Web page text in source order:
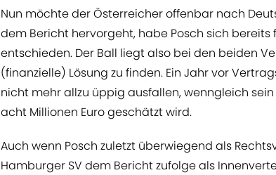
Nun möchte der Österreicher offenbar nach
dem Bericht hervorgeht, habe Posch sich bereits
entschieden. Der Ball liegt also bei den beiden
(finanzielle) Lösung zu finden. Ein Jahr vor
nicht mehr allzu üppig ausfallen, wenngleich
acht Millionen Euro geschätzt wird.
Auch wenn Posch zuletzt überwiegend als
Hamburger SV dem Bericht zufolge als